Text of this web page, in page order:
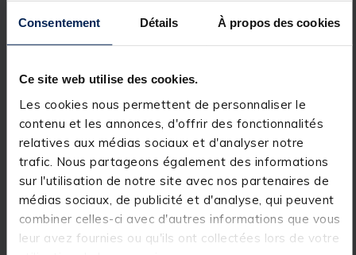
Consentement Détails À propos des cookies
Ce site web utilise des cookies.
Les cookies nous permettent de personnaliser le
contenu et les annonces, d'offrir des fonctionnalités
relatives aux médias sociaux et d'analyser notre
trafic. Nous partageons également des informations
sur l'utilisation de notre site avec nos partenaires de
médias sociaux, de publicité et d'analyse, qui peuvent
combiner celles-ci avec d'autres informations que vous
leur avez fournies ou qu'ils ont collectées lors de votre
chargeur.
Merci de vérifier que la consommation de votre
acceptée par la batterie.
- Consommation moteur maximum tolérée = 60A
Prise rapide 30A > sortie 12 volts régulée
pourélectronique de bord.
APPLI BSR-LITHIUM
APPLI BSR-LITHIUM qui fournit en instantané :